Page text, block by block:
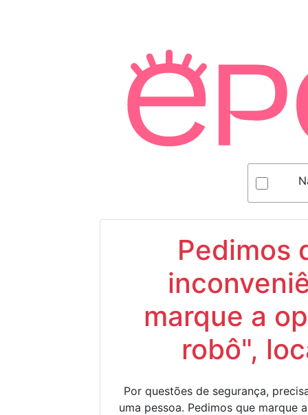
Pedimos
marque a
robô",
Por questões de segurança,
uma pessoa. Pedimos que marque